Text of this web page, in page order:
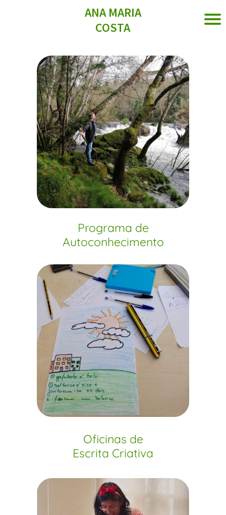
ANA MARIA
COSTA
Programa de
Autoconhecimento
Oficinas de
Escrita Criativa